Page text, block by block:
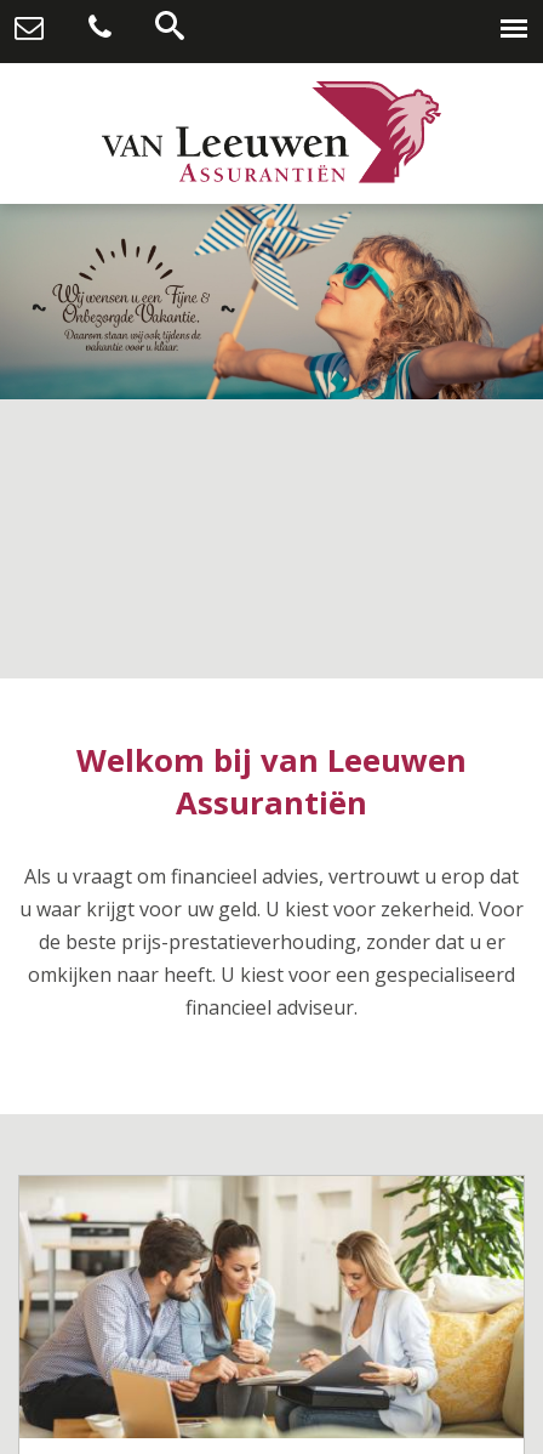
Welkom bij van Leeuwen
Assurantiën
Als u vraagt om financieel advies, vertrouwt u erop dat
u waar krijgt voor uw geld. U kiest voor zekerheid. Voor
de beste prijs-prestatieverhouding, zonder dat u er
omkijken naar heeft. U kiest voor een gespecialiseerd
financieel adviseur.